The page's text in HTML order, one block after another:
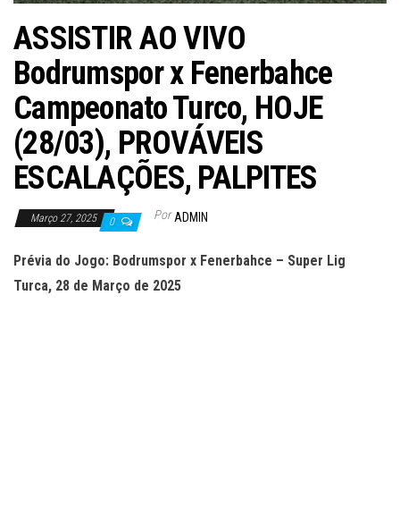
ASSISTIR AO VIVO
Bodrumspor x Fenerbahce
Campeonato Turco, HOJE
(28/03), PROVÁVEIS
ESCALAÇÕES, PALPITES
Março 27, 2025 0 Por ADMIN
Prévia do Jogo: Bodrumspor x Fenerbahce – Super Lig
Turca, 28 de Março de 2025